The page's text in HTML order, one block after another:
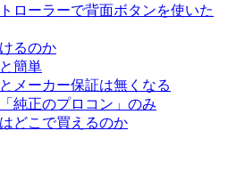
ローラーで背面ボタンを使いた
るのか
簡単
メーカー保証は無くなる
純正のプロコン」のみ
どこで買えるのか